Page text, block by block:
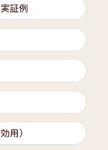
証例
用）